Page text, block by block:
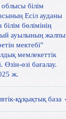
білім
Есіл ауданы
бөлімінің
ауылының жалпы
мектебі"
мемлекеттік
Өзін-өзі бағалау.
ж.
құқықтық база